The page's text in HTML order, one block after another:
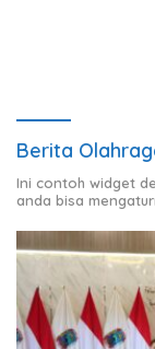
Berita
Ini contoh widget
anda bisa